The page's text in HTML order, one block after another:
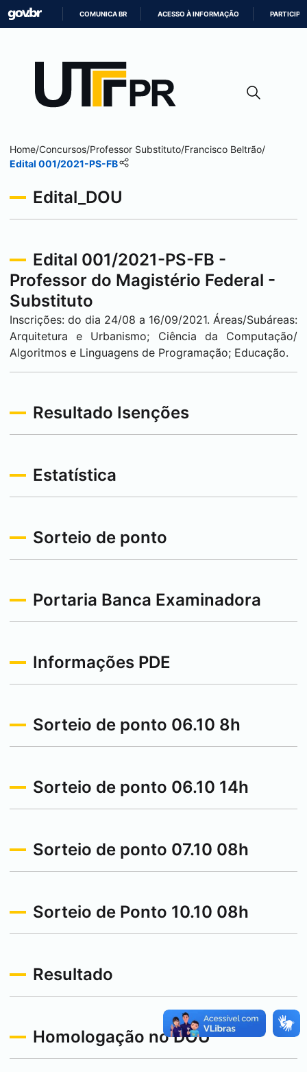
CONTEÚDO
COMUNICA BR ACESSO À INFORMAÇÃO PARTICIPE
Home/Concursos/Professor Substituto/Francisco Beltrão/
Edital 001/2021-PS-FB
Edital_DOU
Edital 001/2021-PS-FB -
Professor do Magistério Federal -
Substituto
Inscrições: do dia 24/08 a 16/09/2021. Áreas/Subáreas:
Arquitetura e Urbanismo; Ciência da Computação/
Algoritmos e Linguagens de Programação; Educação.
Resultado Isenções
Estatística
Sorteio de ponto
Portaria Banca Examinadora
Informações PDE
Sorteio de ponto 06.10 8h
Sorteio de ponto 06.10 14h
Sorteio de ponto 07.10 08h
Sorteio de Ponto 10.10 08h
Resultado
Homologação no DOU